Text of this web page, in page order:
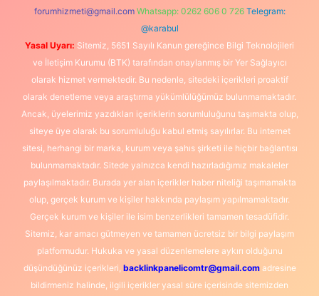
forumhizmeti@gmail.com Whatsapp: 0262 606 0 726 Telegram:
@karabul
Yasal Uyarı: Sitemiz, 5651 Sayılı Kanun gereğince Bilgi Teknolojileri
ve İletişim Kurumu (BTK) tarafından onaylanmış bir Yer Sağlayıcı
olarak hizmet vermektedir. Bu nedenle, sitedeki içerikleri proaktif
olarak denetleme veya araştırma yükümlülüğümüz bulunmamaktadır.
Ancak, üyelerimiz yazdıkları içeriklerin sorumluluğunu taşımakta olup,
siteye üye olarak bu sorumluluğu kabul etmiş sayılırlar. Bu internet
sitesi, herhangi bir marka, kurum veya şahıs şirketi ile hiçbir bağlantısı
bulunmamaktadır. Sitede yalnızca kendi hazırladığımız makaleler
paylaşılmaktadır. Burada yer alan içerikler haber niteliği taşımamakta
olup, gerçek kurum ve kişiler hakkında paylaşım yapılmamaktadır.
Gerçek kurum ve kişiler ile isim benzerlikleri tamamen tesadüfidir.
Sitemiz, kar amacı gütmeyen ve tamamen ücretsiz bir bilgi paylaşım
platformudur. Hukuka ve yasal düzenlemelere aykırı olduğunu
düşündüğünüz içerikleri, backlinkpanelicomtr@gmail.comadresine
bildirmeniz halinde, ilgili içerikler yasal süre içerisinde sitemizden